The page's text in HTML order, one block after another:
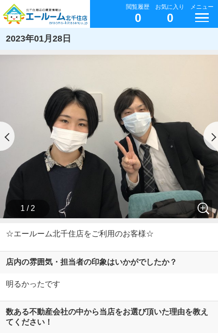
閲覧履歴
0
お気に入り
0
メニュー
2023年01月28日
1 / 2
☆エールーム北千住店をご利用のお客様☆
店内の雰囲気・担当者の印象はいかがでしたか？
明るかったです
数ある不動産会社の中から当店をお選び頂いた理由を教え
てください！